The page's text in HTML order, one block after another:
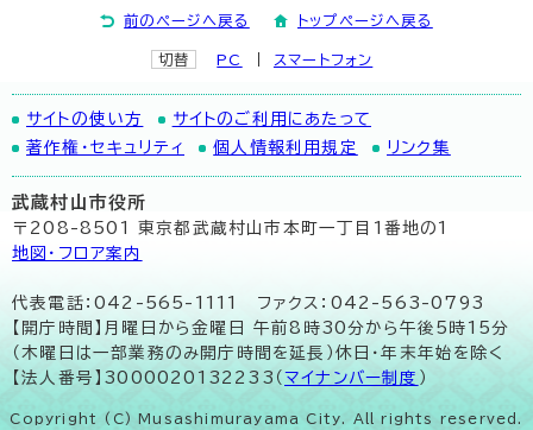
前のページへ戻る トップページへ戻る
切替 PC スマートフォン
サイトの使い方
サイトのご利用にあたって
著作権・セキュリティ
個人情報利用規定 リンク集
武蔵村山市役所
〒208-8501 東京都武蔵村山市本町一丁目1番地の1
地図･フロア案内
代表電話：042-565-1111 ファクス：042-563-0793
【開庁時間】月曜日から金曜日 午前8時30分から午後5時15分
（木曜日は一部業務のみ開庁時間を延長）休日・年末年始を除く
【法人番号】3000020132233（ マイナンバー制度 ）
Copyright (C) Musashimurayama City. All rights reserved.